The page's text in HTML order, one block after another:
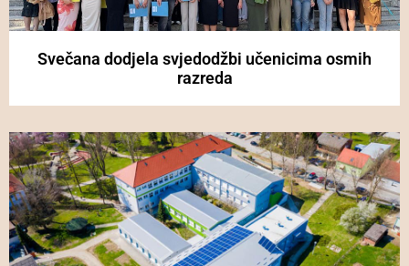
Svečana dodjela svjedodžbi učenicima osmih
razreda